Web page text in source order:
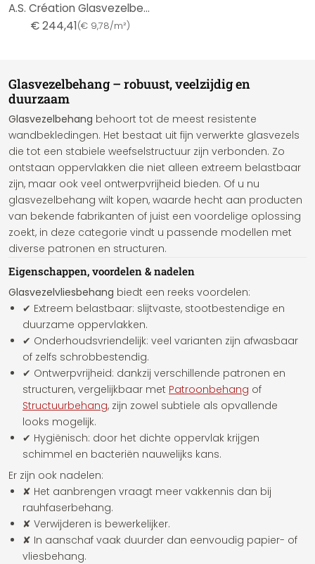
A.S. Création Glasvezelbehang - Krasbestendig
€ 244,41(€ 9,78/m²)
Glasvezelbehang – robuust, veelzijdig en
duurzaam
Glasvezelbehang behoort tot de meest resistente
wandbekledingen. Het bestaat uit fijn verwerkte glasvezels
die tot een stabiele weefselstructuur zijn verbonden. Zo
ontstaan oppervlakken die niet alleen extreem belastbaar
zijn, maar ook veel ontwerpvrijheid bieden. Of u nu
glasvezelbehang wilt kopen, waarde hecht aan producten
van bekende fabrikanten of juist een voordelige oplossing
zoekt, in deze categorie vindt u passende modellen met
diverse patronen en structuren.
Eigenschappen, voordelen & nadelen
Glasvezelvliesbehang biedt een reeks voordelen:
✔ Extreem belastbaar: slijtvaste, stootbestendige en
duurzame oppervlakken.
✔ Onderhoudsvriendelijk: veel varianten zijn afwasbaar
of zelfs schrobbestendig.
✔ Ontwerpvrijheid: dankzij verschillende patronen en
structuren, vergelijkbaar met Patroonbehang of
Structuurbehang, zijn zowel subtiele als opvallende
looks mogelijk.
✔ Hygiënisch: door het dichte oppervlak krijgen
schimmel en bacteriën nauwelijks kans.
Er zijn ook nadelen:
✘ Het aanbrengen vraagt meer vakkennis dan bij
rauhfaserbehang.
✘ Verwijderen is bewerkelijker.
✘ In aanschaf vaak duurder dan eenvoudig papier- of
vliesbehang.